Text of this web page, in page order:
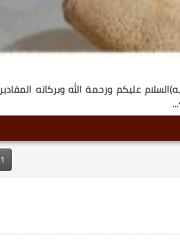
عليكم ورحمة الله وبركاته المقادير
1